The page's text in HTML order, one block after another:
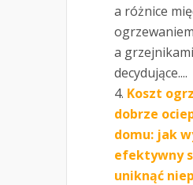
a różnice
a
decydujące....
Koszt
dobrze
domu: jak
efektywny
uniknąć